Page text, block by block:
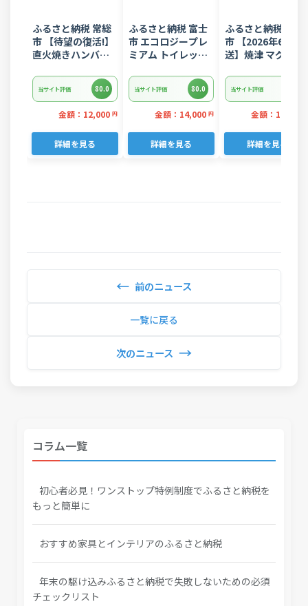
ふるさと納税 常総
市 【待望の復活!】
直火焼きハンバー
ス 3kg 22個入り
当サイト評価 80.0
金額：12,000 円
詳細を見る
ふるさと納税 富士
市 エコロジープレ
ミアム トイレット
ロール 日用品 人気
当サイト評価 80.0
金額：14,000 円
詳細を見る
ふるさと納税 焼津
市 【2026年6月発
送】焼津 マグロ ネ
ぎとろ(a10-
875202606)
当サイト評価
金額：11,000
詳細を見る
← 前のニュース
一覧に戻る
次のニュース →
コラム一覧
初心者必見！ワンストップ特例制度でふるさと納税を
もっと簡単に
おすすめ家具とインテリアのふるさと納税
年末の駆け込みふるさと納税で失敗しないための必須
チェックリスト